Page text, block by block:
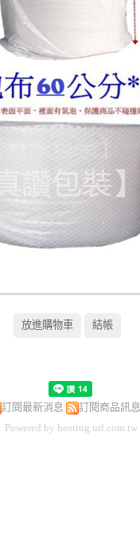
訂閱最新消息
訂閱商品訊息
Powered by hosting.url.com.tw